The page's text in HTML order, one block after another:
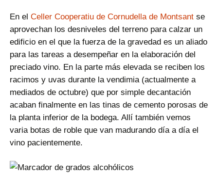
En el Celler Cooperatiu de Cornudella de Montsant se
aprovechan los desniveles del terreno para calzar un
edificio en el que la fuerza de la gravedad es un aliado
para las tareas a desempeñar en la elaboración del
preciado vino. En la parte más elevada se reciben los
racimos y uvas durante la vendimia (actualmente a
mediados de octubre) que por simple decantación
acaban finalmente en las tinas de cemento porosas de
la planta inferior de la bodega. Allí también vemos
varia botas de roble que van madurando día a día el
vino pacientemente.